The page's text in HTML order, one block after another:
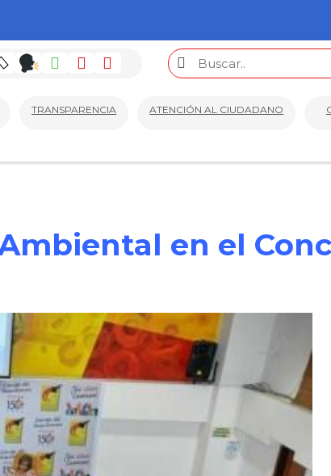
TRANSPARENCIA ATENCIÓN AL CIUDADANO
en el